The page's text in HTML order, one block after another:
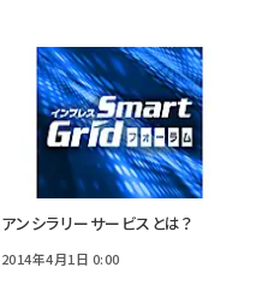
アンシラリーサービスとは？
2014年4月1日 0:00